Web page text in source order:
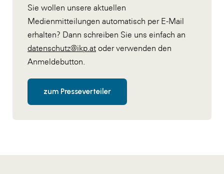
Sie wollen unsere aktuellen
Medienmitteilungen automatisch per E-Mail
erhalten? Dann schreiben Sie uns einfach an
datenschutz@ikp.at oder verwenden den
Anmeldebutton.
zum Presseverteiler